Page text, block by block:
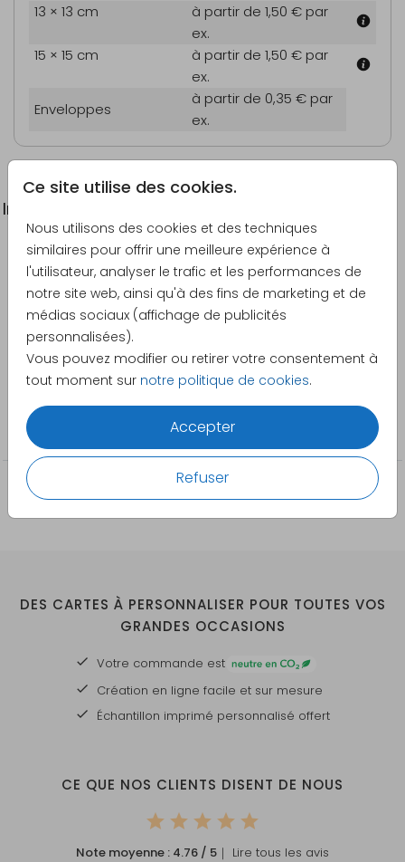
Ce site utilise des cookies.
Nous utilisons des cookies et des techniques
similaires pour offrir une meilleure expérience à
l'utilisateur, analyser le trafic et les performances de
notre site web, ainsi qu'à des fins de marketing et de
médias sociaux (affichage de publicités
personnalisées).
Vous pouvez modifier ou retirer votre consentement à
tout moment sur notre politique de cookies.
Accepter
Refuser
13 × 13 cm
à partir de 1,50 € par
ex.
15 × 15 cm
à partir de 1,50 € par
ex.
Enveloppes
à partir de 0,35 € par
ex.
Informations du produit
Description
Invitation d'anniversaire élégante avec des fleurs et
une photo.
Créateur
Made for Moments
Catégorie
Anniversaire
DES CARTES À PERSONNALISER POUR TOUTES VOS
GRANDES OCCASIONS
Votre commande est
Création en ligne facile et sur mesure
Échantillon imprimé personnalisé offert
CE QUE NOS CLIENTS DISENT DE NOUS
Note moyenne : 4.76 / 5 ｜ Lire tous les avis